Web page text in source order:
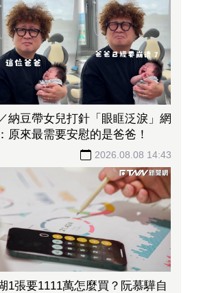
納豆帶女兒打針「眼眶泛淚」網
原來最需要安慰的是爸爸！
2026.08.08 14:43
1張要1111萬怎麼買？阮慕驊自